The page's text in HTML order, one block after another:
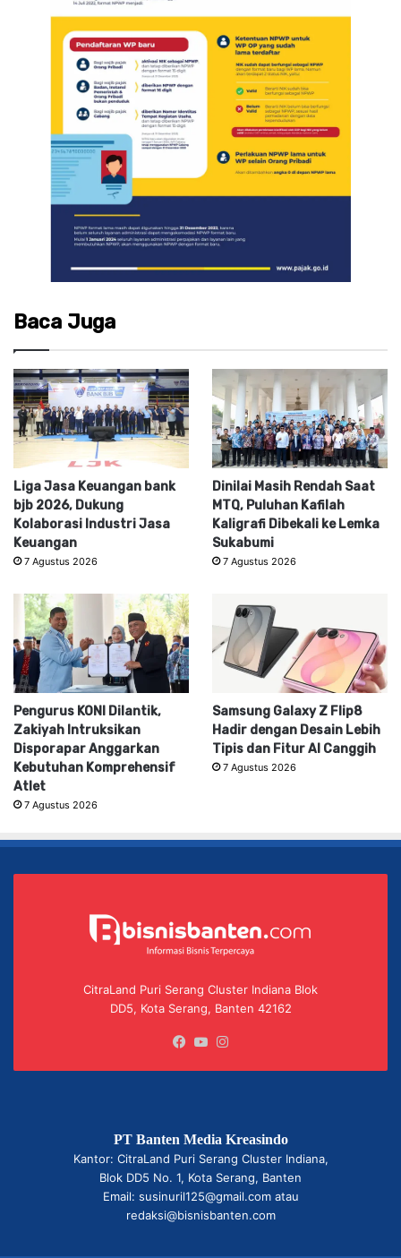
Baca Juga
Liga Jasa Keuangan bank
bjb 2026, Dukung
Kolaborasi Industri Jasa
Keuangan
7 Agustus 2026
Dinilai Masih Rendah Saat
MTQ, Puluhan Kafilah
Kaligrafi Dibekali ke Lemka
Sukabumi
7 Agustus 2026
Pengurus KONI Dilantik,
Zakiyah Intruksikan
Disporapar Anggarkan
Kebutuhan Komprehensif
Atlet
7 Agustus 2026
Samsung Galaxy Z Flip8
Hadir dengan Desain Lebih
Tipis dan Fitur AI Canggih
7 Agustus 2026
CitraLand Puri Serang Cluster Indiana Blok
DD5, Kota Serang, Banten 42162
Facebook
YouTube
PT Banten Media Kreasindo
Kantor: CitraLand Puri Serang Cluster Indiana,
Blok DD5 No. 1, Kota Serang, Banten
Email: susinuril125@gmail.com atau
redaksi@bisnisbanten.com